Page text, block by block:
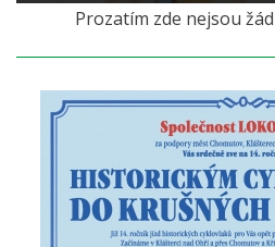
Prozatím zde nejsou